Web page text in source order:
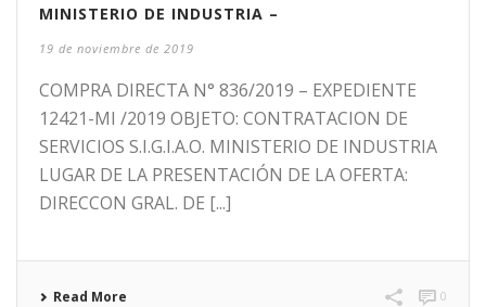
MINISTERIO DE INDUSTRIA –
19 de noviembre de 2019
COMPRA DIRECTA N° 836/2019 – EXPEDIENTE
12421-MI /2019 OBJETO: CONTRATACION DE
SERVICIOS S.I.G.I.A.O. MINISTERIO DE INDUSTRIA
LUGAR DE LA PRESENTACIÓN DE LA OFERTA:
DIRECCON GRAL. DE [...]
Read More 0